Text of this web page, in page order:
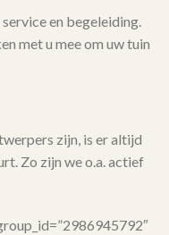
en begeleiding.
met u mee om uw tuin
zijn, is er altijd
Zo zijn we o.a. actief